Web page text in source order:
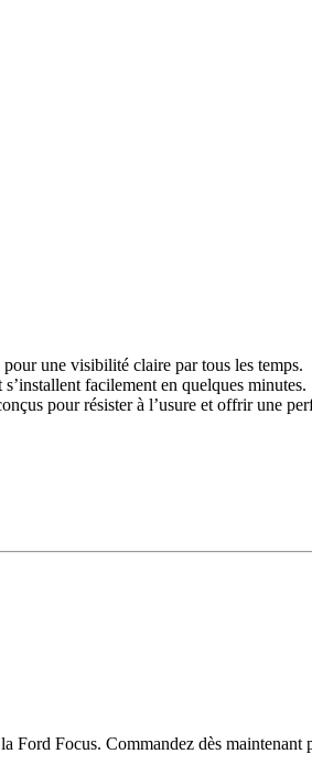
une visibilité claire par tous les temps.
facilement en quelques minutes.
pour résister à l’usure et offrir une
Focus. Commandez dès